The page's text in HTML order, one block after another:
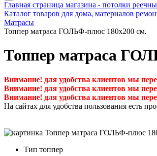
Главная страница магазина - потолки
Каталог товаров для дома, материалов
Матрасы
Топпер матраса ГОЛЬФ-плюс 180х200 см.
Топпер матраса
Внимание! для удобства клиентов мы
Внимание! для удобства клиентов мы
Внимание! для удобства клиентов мы
На сайтах для удобства пользования есть
Тип топпер